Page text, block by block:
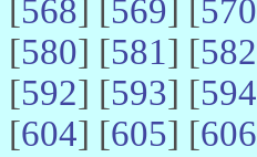
[568] [569] [570
[580] [581] [582
[592] [593] [594
[604] [605] [606